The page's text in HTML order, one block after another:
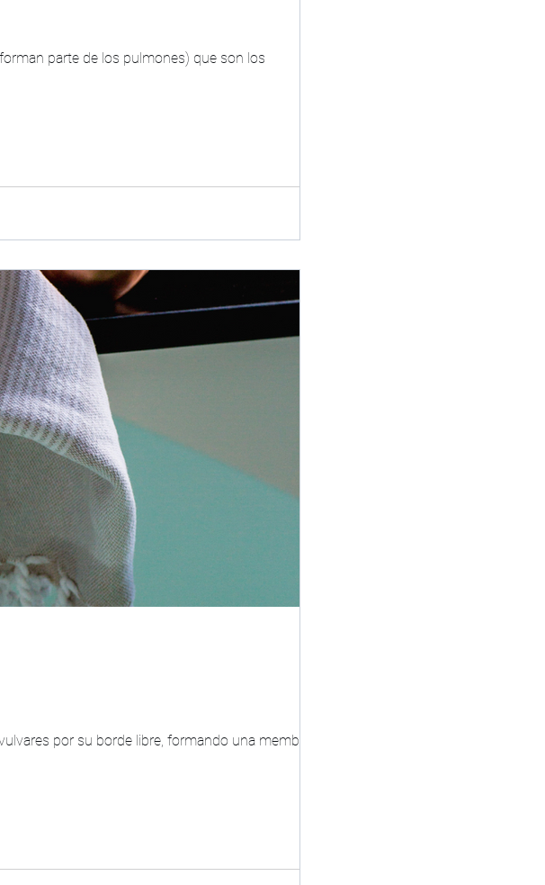
parte de los pulmones) que son los
por su borde libre, formando una membrana